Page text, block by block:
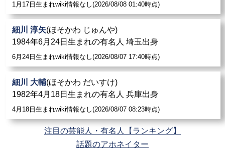
1月17日生まれwiki情報なし(2026/08/08 01:40時点)
細川 淳矢(ほそかわ じゅんや)
1984年6月24日生まれの有名人 埼玉出身
6月24日生まれwiki情報なし(2026/08/07 17:40時点)
細川 大輔(ほそかわ だいすけ)
1982年4月18日生まれの有名人 兵庫出身
4月18日生まれwiki情報なし(2026/08/07 08:23時点)
注目の芸能人・有名人【ランキング】
話題のアホネイター